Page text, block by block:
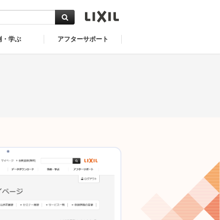
・学ぶ アフターサポート